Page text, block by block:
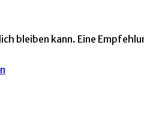
bleiben kann. Eine